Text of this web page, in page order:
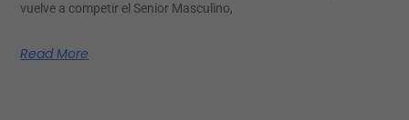
vuelve a competir el Senior Masculino,
Read More